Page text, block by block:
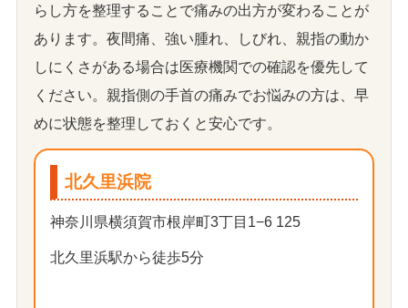
らし方を整理することで痛みの出方が変わることが
あります。夜間痛、強い腫れ、しびれ、親指の動か
しにくさがある場合は医療機関での確認を優先して
ください。親指側の手首の痛みでお悩みの方は、早
めに状態を整理しておくと安心です。
北久里浜院
神奈川県横須賀市根岸町3丁目1−6 125
北久里浜駅から徒歩5分